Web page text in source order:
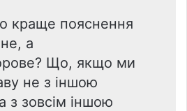
краще пояснення
а
Що, якщо ми
не з іншою
з зовсім іншою